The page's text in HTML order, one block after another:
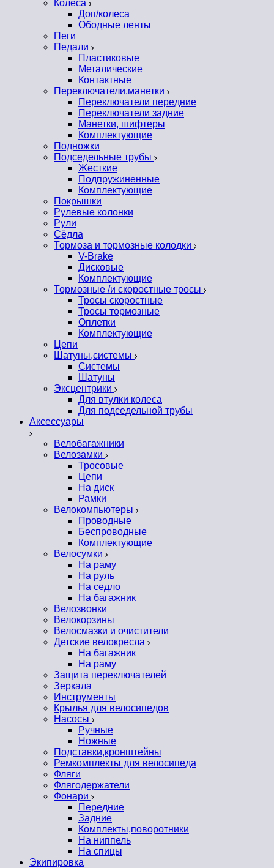
Колеса
Доп/колеса
Ободные ленты
Пеги
Педали
Пластиковые
Металические
Контактные
Переключатели,манетки
Переключатели передние
Переключатели задние
Манетки, шифтеры
Комплектующие
Подножки
Подседельные трубы
Жесткие
Подпружиненные
Комплектующие
Покрышки
Рулевые колонки
Рули
Сёдла
Тормоза и тормозные колодки
V-Brake
Дисковые
Комплектующие
Тормозные /и скоростные тросы
Тросы скоростные
Тросы тормозные
Оплетки
Комплектующие
Цепи
Шатуны,системы
Системы
Шатуны
Эксцентрики
Для втулки колеса
Для подседельной трубы
Аксессуары
Велобагажники
Велозамки
Тросовые
Цепи
На диск
Рамки
Велокомпьютеры
Проводные
Беспроводные
Комплектующие
Велосумки
На раму
На руль
На седло
На багажник
Велозвонки
Велокорзины
Велосмазки и очистители
Детские велокресла
На багажник
На раму
Защита переключателей
Зеркала
Инструменты
Крылья для велосипедов
Насосы
Ручные
Ножные
Подставки,кронштейны
Ремкомплекты для велосипеда
Фляги
Флягодержатели
Фонари
Передние
Задние
Комплекты,поворотники
На ниппель
На спицы
Экипировка